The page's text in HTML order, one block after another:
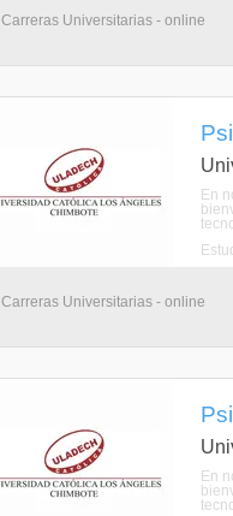
Carreras Universitarias - online
En
Carreras Universitarias - online
En